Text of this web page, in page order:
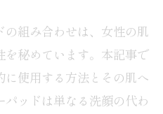
の組み合わせは、女性の肌
秘めています。本記事で
使用する方法とその肌へ
ッドは単なる洗顔の代わ